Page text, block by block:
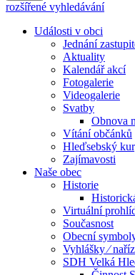
rozšířené vyhledávání
Události v obci
Jednání
Aktuality
Kalendář akcí
Fotogalerie
Videogalerie
Svatby
Obnova
Vítání občánků
Hleďsebský
Zajímavosti
Naše obec
Historie
Virtuální
Současnost
Obecní
Vyhlášky ⁄
SDH Velká